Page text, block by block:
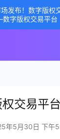
交易平台
年5月30日 下午
发布！数字版权
字版权交易平台